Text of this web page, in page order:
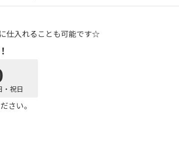
仕入れることも可能です☆
祝日
さい。